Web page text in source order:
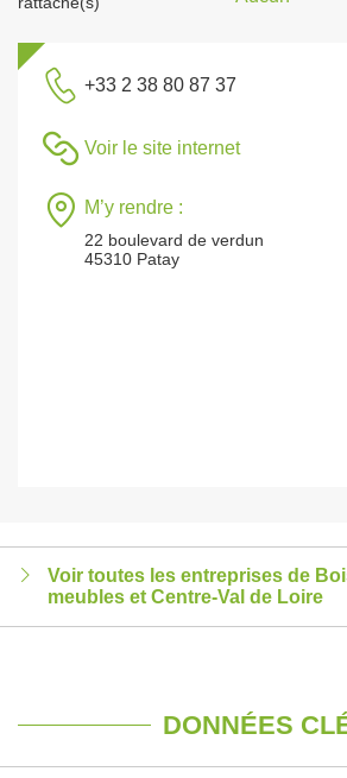
+33 2 38 80 87 37
Voir le site internet
M’y rendre :
22 boulevard de verdun
45310 Patay
Voir toutes les entreprises de
meubles et Centre-Val de Loire
DONNÉES